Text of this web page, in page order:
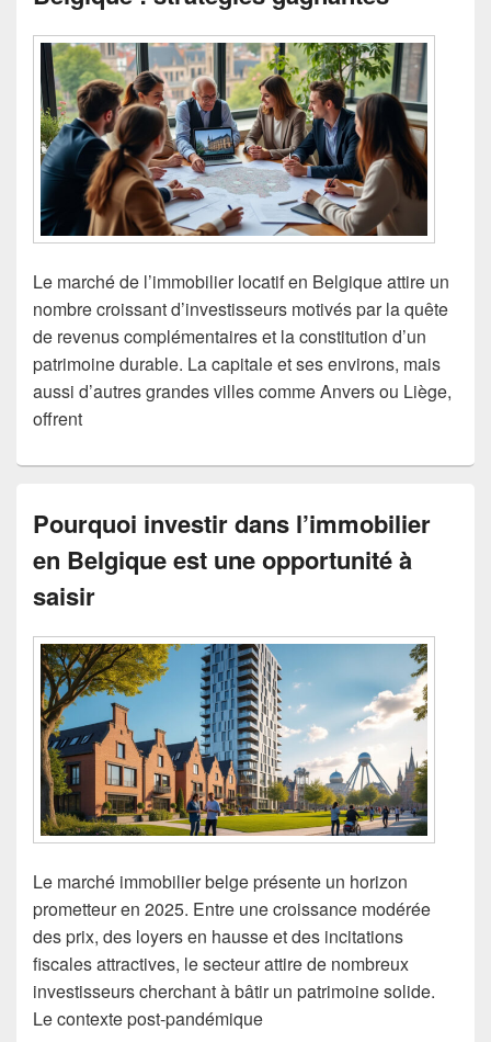
Le marché de l’immobilier locatif en Belgique attire un
nombre croissant d’investisseurs motivés par la quête
de revenus complémentaires et la constitution d’un
patrimoine durable. La capitale et ses environs, mais
aussi d’autres grandes villes comme Anvers ou Liège,
offrent
Pourquoi investir dans l’immobilier
en Belgique est une opportunité à
saisir
Le marché immobilier belge présente un horizon
prometteur en 2025. Entre une croissance modérée
des prix, des loyers en hausse et des incitations
fiscales attractives, le secteur attire de nombreux
investisseurs cherchant à bâtir un patrimoine solide.
Le contexte post-pandémique